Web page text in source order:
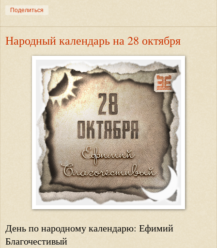
Поделиться
Народный календарь на 28 октября
День по народному календарю: Ефимий
Благочестивый